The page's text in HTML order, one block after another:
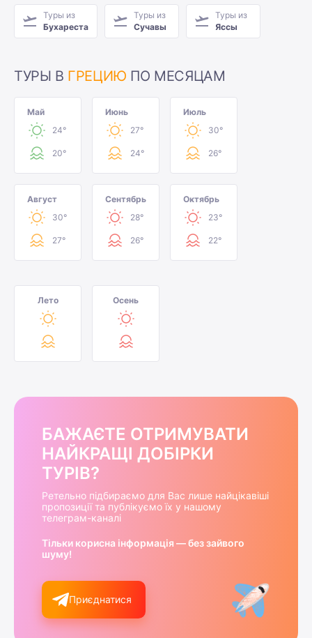
Туры из
Бухареста
Туры из
Сучавы
Туры из
Яссы
ТУРЫ В ГРЕЦИЮ ПО МЕСЯЦАМ
Май
24°
20°
Июнь
27°
24°
Июль
30°
26°
Август
30°
27°
Сентябрь
28°
26°
Октябрь
23°
22°
Лето Осень
БАЖАЄТЕ ОТРИМУВАТИ
НАЙКРАЩІ ДОБІРКИ
ТУРІВ?
Ретельно підбираємо для Вас лише найцікавіші
пропозиції та публікуємо їх у нашому
телеграм-каналі
Тільки корисна інформація — без зайвого
шуму!
Приєднатися